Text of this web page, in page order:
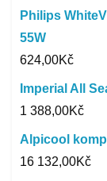
Philips
55W
624,00Kč
Imperial All
1 388,00Kč
Alpicool
16 132,00Kč